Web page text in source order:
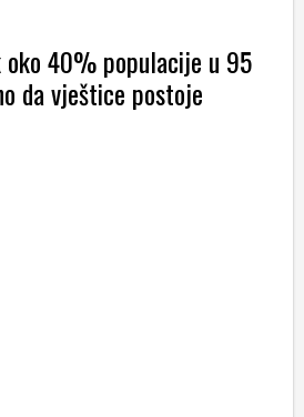
40% populacije u 95
da vještice postoje